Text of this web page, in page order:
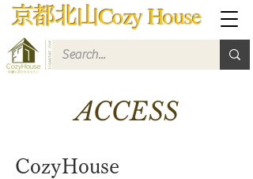
京都北山Cozy House
ACCESS
​CozyHouse